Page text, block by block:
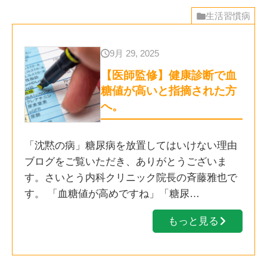
生活習慣病
9月 29, 2025
【医師監修】健康診断で血
糖値が高いと指摘された方
へ。
「沈黙の病」糖尿病を放置してはいけない理由
ブログをご覧いただき、ありがとうございま
す。さいとう内科クリニック院長の斉藤雅也で
す。 「血糖値が高めですね」「糖尿…
もっと見る